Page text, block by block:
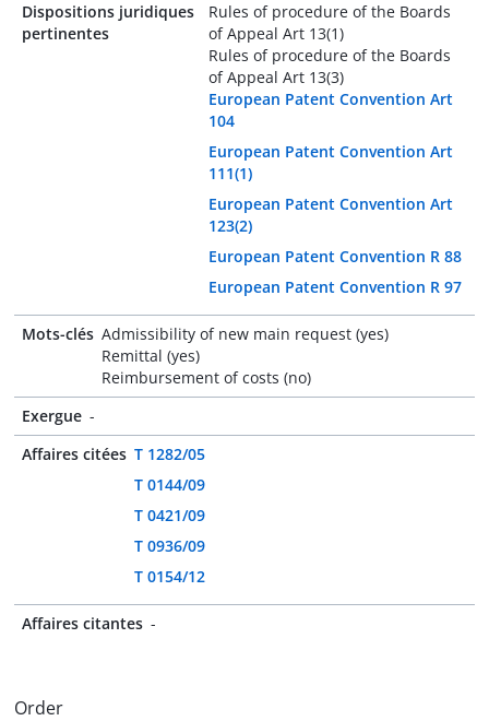
Dispositions juridiques
pertinentes
Rules of procedure of the Boards
of Appeal Art 13(1)
Rules of procedure of the Boards
of Appeal Art 13(3)
European Patent Convention Art
104
European Patent Convention Art
111(1)
European Patent Convention Art
123(2)
European Patent Convention R 88
European Patent Convention R 97
Mots-clés Admissibility of new main request (yes)
Remittal (yes)
Reimbursement of costs (no)
Exergue -
Affaires citées T 1282/05
T 0144/09
T 0421/09
T 0936/09
T 0154/12
Affaires citantes -
Order